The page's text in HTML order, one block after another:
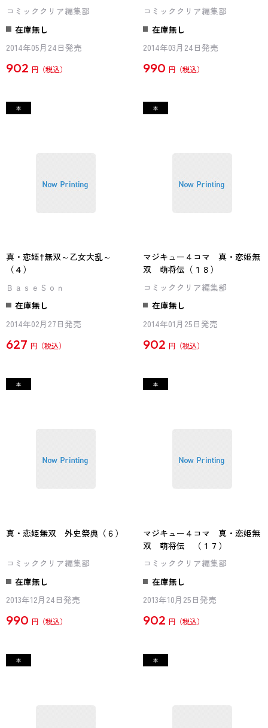
コミッククリア編集部
在庫無し
2014年05月24日発売
902 円
コミッククリア編集部
在庫無し
2014年03月24日発売
990 円
真・恋姫†無双～乙女大乱～
（４）
ＢａｓｅＳｏｎ
在庫無し
2014年02月27日発売
627 円
マジキュー４コマ 真・恋姫無
双 萌将伝（１８）
コミッククリア編集部
在庫無し
2014年01月25日発売
902 円
真・恋姫無双 外史祭典（６）
コミッククリア編集部
在庫無し
2013年12月24日発売
990 円
マジキュー４コマ 真・恋姫無
双 萌将伝 （１７）
コミッククリア編集部
在庫無し
2013年10月25日発売
902 円